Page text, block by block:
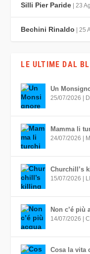
Silli Pier Paride | 23
Bechini Rinaldo | 25
LE ULTIME DAL
Un
25/07/2026 |
Mamma li
24/07/2026 |
Churchill’s
15/07/2026 |
Non c’é più
14/07/2026 |
Cosa la vita